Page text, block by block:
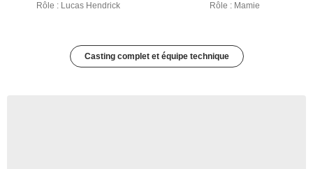
Rôle : Lucas Hendrick Rôle : Mamie
Casting complet et équipe technique